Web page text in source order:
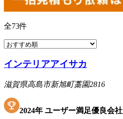
全73件
インテリアアイサカ
滋賀県高島市新旭町藁園2816
2024年 ユーザー満足優良会社